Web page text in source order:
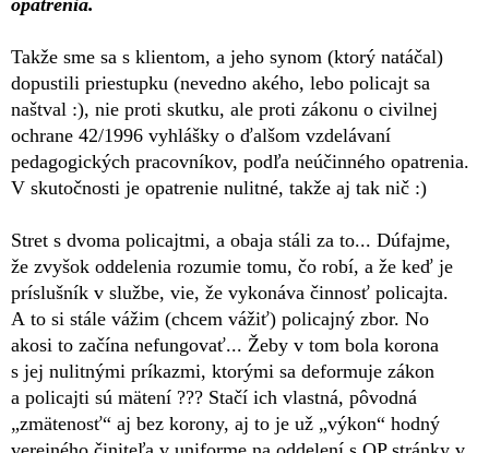
Takže sme sa s klientom, a jeho synom (ktorý natáčal)
dopustili priestupku (nevedno akého, lebo policajt sa
naštval :), nie proti skutku, ale proti zákonu o civilnej
ochrane 42/1996 vyhlášky o ďalšom vzdelávaní
pedagogických pracovníkov, podľa neúčinného opatrenia.
V skutočnosti je opatrenie nulitné, takže aj tak nič :)
Stret s dvoma policajtmi, a obaja stáli za to... Dúfajme,
že zvyšok oddelenia rozumie tomu, čo robí, a že keď je
príslušník v službe, vie, že vykonáva činnosť policajta.
A to si stále vážim (chcem vážiť) policajný zbor. No
akosi to začína nefungovať... Žeby v tom bola korona
s jej nulitnými príkazmi, ktorými sa deformuje zákon
a policajti sú mätení ??? Stačí ich vlastná, pôvodná
„zmätenosť“ aj bez korony, aj to je už „výkon“ hodný